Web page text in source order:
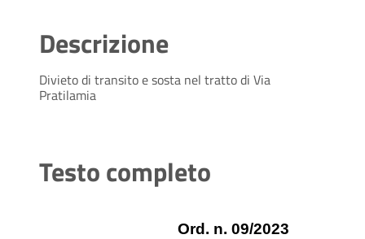
Descrizione
Divieto di transito e sosta nel tratto di Via
Pratilamia
Testo completo
Ord. n. 09/2023